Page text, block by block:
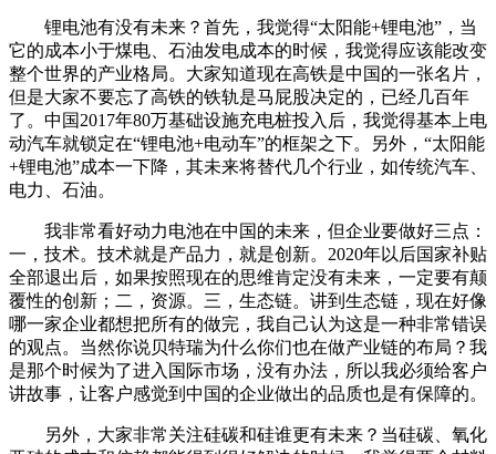
锂电池有没有未来？首先，我觉得“太阳能+锂电池”，当
它的成本小于煤电、石油发电成本的时候，我觉得应该能改变
整个世界的产业格局。大家知道现在高铁是中国的一张名片，
但是大家不要忘了高铁的铁轨是马屁股决定的，已经几百年
了。中国2017年80万基础设施充电桩投入后，我觉得基本上电
动汽车就锁定在“锂电池+电动车”的框架之下。另外，“太阳能
+锂电池”成本一下降，其未来将替代几个行业，如传统汽车、
电力、石油。
我非常看好动力电池在中国的未来，但企业要做好三点：
一，技术。技术就是产品力，就是创新。2020年以后国家补贴
全部退出后，如果按照现在的思维肯定没有未来，一定要有颠
覆性的创新；二，资源。三，生态链。讲到生态链，现在好像
哪一家企业都想把所有的做完，我自己认为这是一种非常错误
的观点。当然你说贝特瑞为什么你们也在做产业链的布局？我
是那个时候为了进入国际市场，没有办法，所以我必须给客户
讲故事，让客户感觉到中国的企业做出的品质也是有保障的。
另外，大家非常关注硅碳和硅谁更有未来？当硅碳、氧化